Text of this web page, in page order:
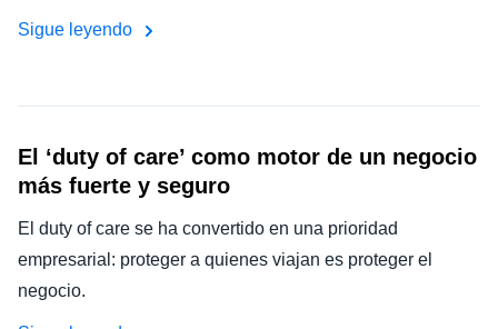
Sigue leyendo
El ‘duty of care’ como motor de un negocio
más fuerte y seguro
El duty of care se ha convertido en una prioridad
empresarial: proteger a quienes viajan es proteger el
negocio.